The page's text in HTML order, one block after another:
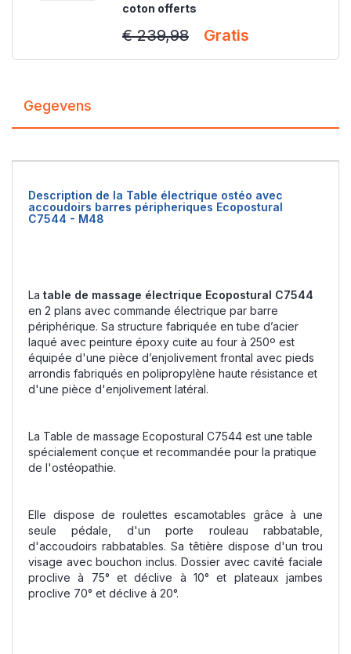
coton offerts
€ 239,98 Gratis
Gegevens
Description de la Table électrique ostéo avec
accoudoirs barres péripheriques Ecopostural
C7544 - M48
La table de massage électrique Ecopostural C7544
en 2 plans avec commande électrique par barre
périphérique. Sa structure fabriquée en tube d’acier
laqué avec peinture époxy cuite au four à 250º est
équipée d'une pièce d’enjolivement frontal avec pieds
arrondis fabriqués en polipropylène haute résistance et
d'une pièce d'enjolivement latéral.
La Table de massage Ecopostural C7544 est une table
spécialement conçue et recommandée pour la pratique
de l'ostéopathie.
Elle dispose de roulettes escamotables grâce à une
seule pédale, d'un porte rouleau rabbatable,
d'accoudoirs rabbatables. Sa têtière dispose d'un trou
visage avec bouchon inclus. Dossier avec cavité faciale
proclive à 75° et déclive à 10° et plateaux jambes
proclive 70° et déclive à 20°.